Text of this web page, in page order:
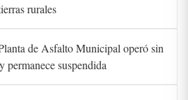
rurales
de Asfalto Municipal operó sin
permanece suspendida